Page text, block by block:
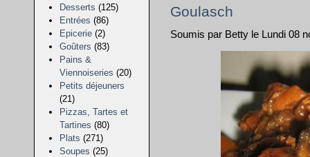
Desserts (125)
Entrées (86)
Epicerie (2)
Goûters (83)
Pains &
Viennoiseries (20)
Petits déjeuners
(21)
Pizzas, Tartes et
Tartines (80)
Plats (271)
Soupes (25)
Goulasch
Soumis par Betty le Lundi 08